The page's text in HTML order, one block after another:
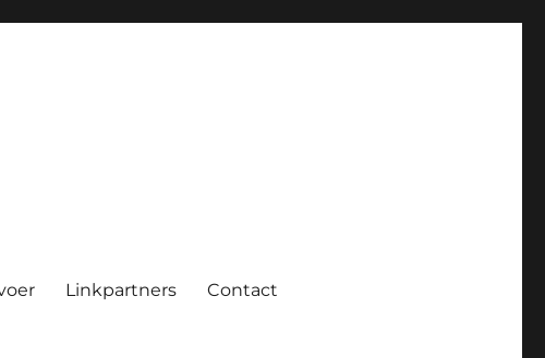
Linkpartners Contact